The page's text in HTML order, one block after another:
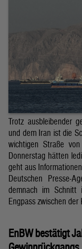
Trotz ausbleibender
und dem Iran ist die
wichtigen Straße
Donnerstag hätten
geht aus
Deutschen Presse-
demnach im Schnitt
Engpass zwischen der
EnBW bestätigt